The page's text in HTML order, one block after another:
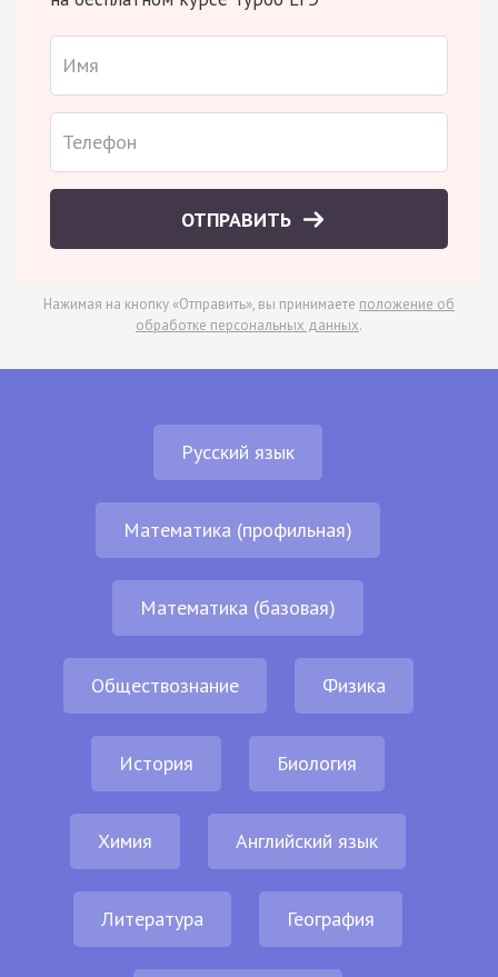
ОТПРАВИТЬ
Нажимая на кнопку «Отправить», вы принимаете положение об
обработке персональных данных.
Русский язык
Математика (профильная)
Математика (базовая)
Обществознание Физика
История Биология
Химия Английский язык
Литература География